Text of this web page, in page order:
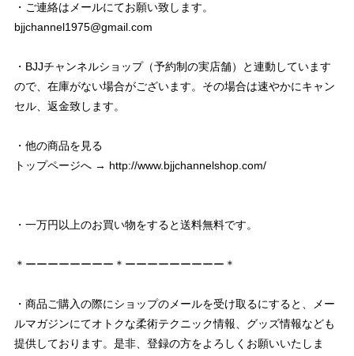
・ご連絡はメールにてお願い致します。
bjjchannel1975@gmail.com
・BJJチャンネルショップ（予約制の実店舗）と連動しています
ので、在庫がない場合がございます。その場合は速やかにキャン
セル、返金致します。
・他の商品を見る
トップページへ → http://www.bjjchannelshop.com/
・一万円以上のお買い物をすると送料無料です。
＊ーーーーーーーー＊ーーーーーーーーー＊
・商品ご購入の際にショップのメールを受け取るにすると、メー
ルマガジンにてオトクな柔術テクニック情報、グッズ情報なども
提供しております。是非、登録の方をよろしくお願いいたしま